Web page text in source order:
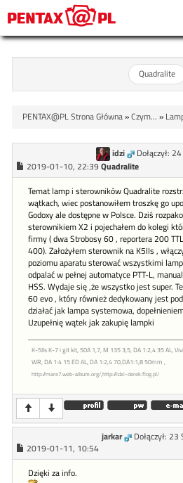
Quadralite
PENTAX@PL Strona Główna»Czym... »
idzi
Dołączył:
2019-01-10, 22:39 Quadralite
Temat lamp i sterowników Quadralite
wątkach, wiec postanowiłem troszkę go
Godoxy ale dostępne w Polsce. Dziś
sterownikiem X2 i pojechałem do kolegi
firmy ( dwa Strobosy 60 , reportera 200
400). Założyłem sterownik na K5IIs ,
poziomu aparatu sterować wszystkimi
odpalać w pełnej automatyce PTT-L,
HSS. Wydaje się ,że wszystko jest super.
60 evo , który również dedykowany jest
działać jak lampa systemowa,
Uzupełnię wątek jak zakupię lampki
K-5IIs K-7 i git kit, 50A 1,7, M 135 3,5, DA 1:2,4 35 AL,
WR, DA 1:4 15 ED AL, DA 1:2,4 70,DA1:1,8 50mm ,
http://mare7.web-album.org/,http://idzi-derek.flog.pl/
jarkar
Dołączył:
2019-01-11, 10:54
Dzięki za info.